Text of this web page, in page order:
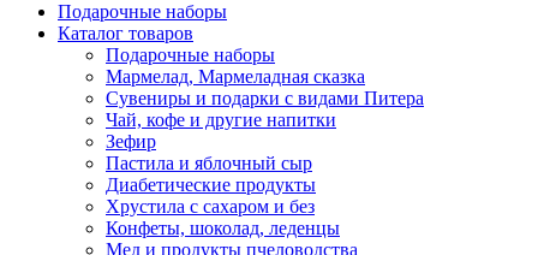
Подарочные наборы
Каталог товаров
Подарочные наборы
Мармелад, Мармеладная сказка
Сувениры и подарки с видами Питера
Чай, кофе и другие напитки
Зефир
Пастила и яблочный сыр
Диабетические продукты
Хрустила с сахаром и без
Конфеты, шоколад, леденцы
Мед и продукты пчеловодства